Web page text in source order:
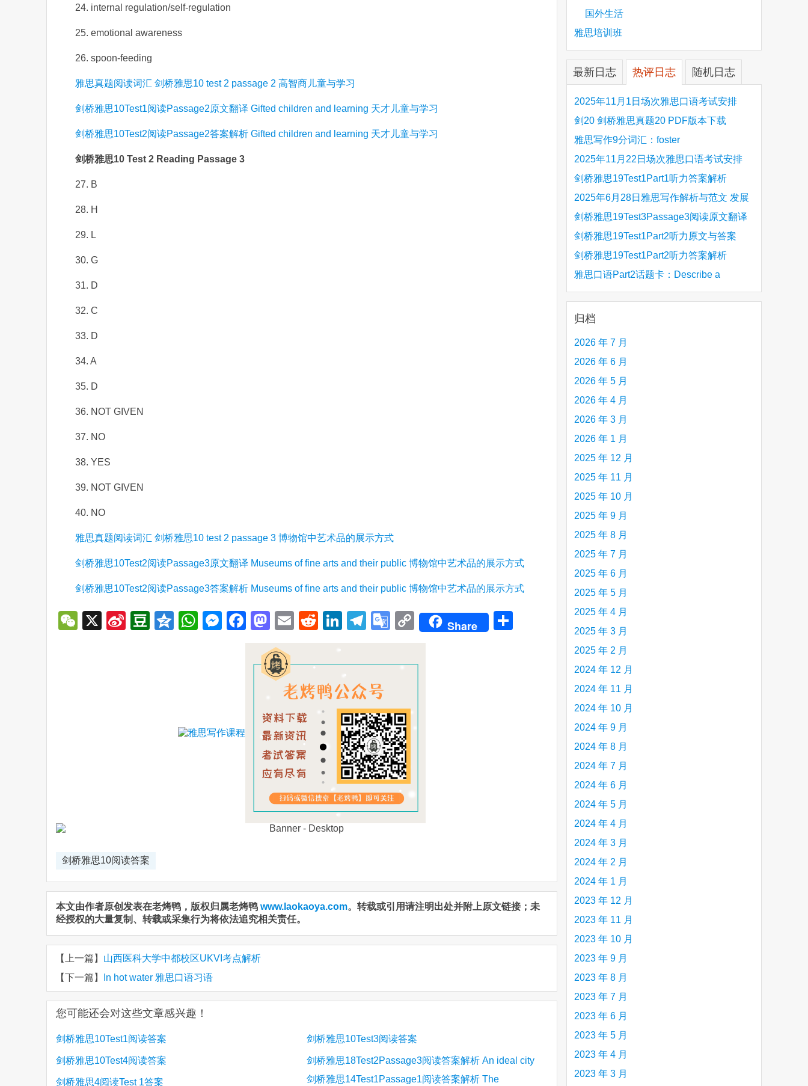
24. internal regulation/self-regulation
25. emotional awareness
26. spoon-feeding
雅思真题阅读词汇 剑桥雅思10 test 2 passage 2 高智商儿童与学习
剑桥雅思10Test1阅读Passage2原文翻译 Gifted children and learning 天才儿童与学习
剑桥雅思10Test2阅读Passage2答案解析 Gifted children and learning 天才儿童与学习
剑桥雅思10 Test 2 Reading Passage 3
27. B
28. H
29. L
30. G
31. D
32. C
33. D
34. A
35. D
36. NOT GIVEN
37. NO
38. YES
39. NOT GIVEN
40. NO
雅思真题阅读词汇 剑桥雅思10 test 2 passage 3 博物馆中艺术品的展示方式
剑桥雅思10Test2阅读Passage3原文翻译 Museums of fine arts and their public 博物馆中艺术品的展示方式
剑桥雅思10Test2阅读Passage3答案解析 Museums of fine arts and their public 博物馆中艺术品的展示方式
WeChat
X
SinaDouban
QzoneWhatsApp
Messenger
Facebook
Mastodon
EmailRedditLinkedIn
Telegram
Google
CopyShare
剑桥雅思10阅读答案
本文由作者原创发表在老烤鸭，版权归属老烤鸭 www.laokaoya.com。转载或引用请注明出处并附上原文链接；未
经授权的大量复制、转载或采集行为将依法追究相关责任。
【上一篇】 山西医科大学中都校区UKVI考点解析
【下一篇】
In hot water 雅思口语习语
您可能还会对这些文章感兴趣！
剑桥雅思10Test1阅读答案 剑桥雅思10Test3阅读答案
剑桥雅思10Test4阅读答案 剑桥雅思18Test2Passage3阅读答案解析 An ideal city
剑桥雅思4阅读Test 1答案 剑桥雅思14Test1Passage1阅读答案解析 The
国外生活
雅思培训班
最新日志 热评日志 随机日志
2025年11月1日场次雅思口语考试安排
剑20 剑桥雅思真题20 PDF版本下载
雅思写作9分词汇：foster
2025年11月22日场次雅思口语考试安排
剑桥雅思19Test1Part1听力答案解析
Hinchingbrooke Country Park
2025年6月28日雅思写作解析与范文 发展
旅游业 手把手带你写高分范文
剑桥雅思19Test3Passage3阅读原文翻译
Is the era of artificial speech translation
upon us 人工智能语言翻译
剑桥雅思19Test1Part2听力原文与答案
Stanthorpe Twinning Association
剑桥雅思19Test1Part2听力答案解析
Stanthorpe Twinning Association
雅思口语Part2话题卡：Describe a
creative person (e.g. an artist, a musician,
etc.) you admire 钦佩的有创造力的人
归档
2026 年 7 月
2026 年 6 月
2026 年 5 月
2026 年 4 月
2026 年 3 月
2026 年 1 月
2025 年 12 月
2025 年 11 月
2025 年 10 月
2025 年 9 月
2025 年 8 月
2025 年 7 月
2025 年 6 月
2025 年 5 月
2025 年 4 月
2025 年 3 月
2025 年 2 月
2024 年 12 月
2024 年 11 月
2024 年 10 月
2024 年 9 月
2024 年 8 月
2024 年 7 月
2024 年 6 月
2024 年 5 月
2024 年 4 月
2024 年 3 月
2024 年 2 月
2024 年 1 月
2023 年 12 月
2023 年 11 月
2023 年 10 月
2023 年 9 月
2023 年 8 月
2023 年 7 月
2023 年 6 月
2023 年 5 月
2023 年 4 月
2023 年 3 月